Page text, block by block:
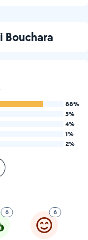
Bouchara
88%
5%
4%
1%
2%
6 6